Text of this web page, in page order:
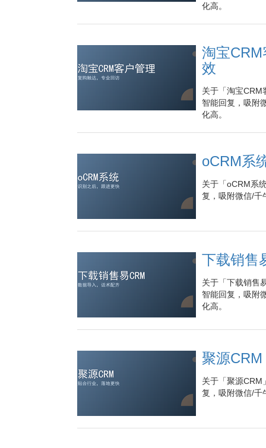
化高。
淘宝
效
关于「淘宝CRM
智能回复，吸附
化高。
oCRM系
关于「oCRM系
复，吸附微信/千
下载销售
关于「下载销售
智能回复，吸附
化高。
聚源
关于「聚源CRM
复，吸附微信/千